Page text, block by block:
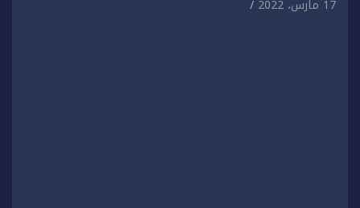
17 مارس، 2022